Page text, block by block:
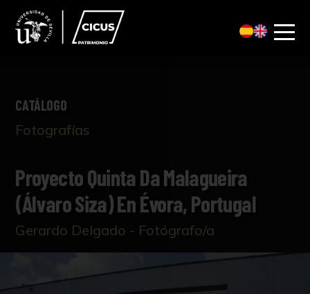
CATÁLOGO
Fotografías
Proyecto Quinta Da Malagueira
(Álvaro Siza) En Évora, Portugal
Gerardo Delgado - Fotógrafo/a